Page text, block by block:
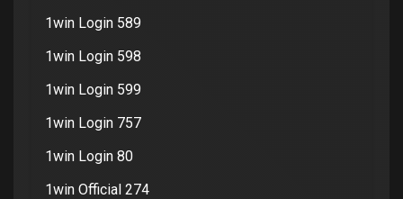
1win Login 589
1win Login 598
1win Login 599
1win Login 757
1win Login 80
1win Official 274